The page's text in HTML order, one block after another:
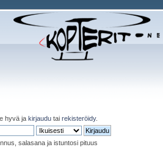
hyvä ja kirjaudu tai rekisteröidy.
salasana ja istuntosi pituus